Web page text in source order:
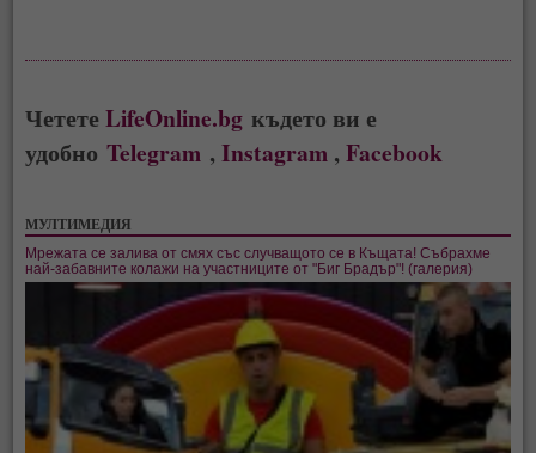
ЧететеLifeOnline.bg където ви е
удобноTelegram ,Instagram ,Facebook
МУЛТИМЕДИЯ
Мрежата се залива от смях със случващото се в Къщата! Събрахме
най-забавните колажи на участниците от "Биг Брадър"! (галерия)